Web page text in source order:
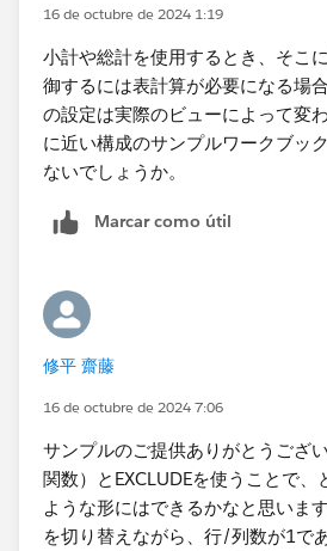
16 de octubre de 2024 1:19
小計や総計を使用するとき、そこ
御するには表計算が必要になる場
の設定は実際のビューによって変
に近い構成のサンプルワークブッ
ないでしょうか。
Marcar como útil
修平 齋藤
16 de octubre de 2024 7:06
サンプルのご提供ありがとうござ
関数）とEXCLUDEを使うことで
ような形にはできるかなと思いま
を切り替えながら、行/列数が1で